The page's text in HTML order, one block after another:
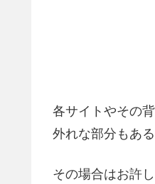
各サイトやその
外れな部分もあ
その場合はお許し